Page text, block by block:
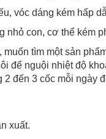
vóc dáng kém hấp
nhỏ con, cơ thể kém
muốn tìm một sản
để nguội nhiệt độ
đến 3 cốc mỗi ngày
xuất.